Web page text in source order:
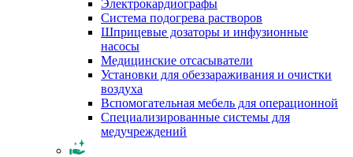
Электрокардиографы
Cистема подогрева растворов
Шприцевые дозаторы и инфузионные
насосы
Медицинские отсасыватели
Установки для обеззараживания и очистки
воздуха
Вспомогательная мебель для операционной
Специализированные системы для
медучреждений